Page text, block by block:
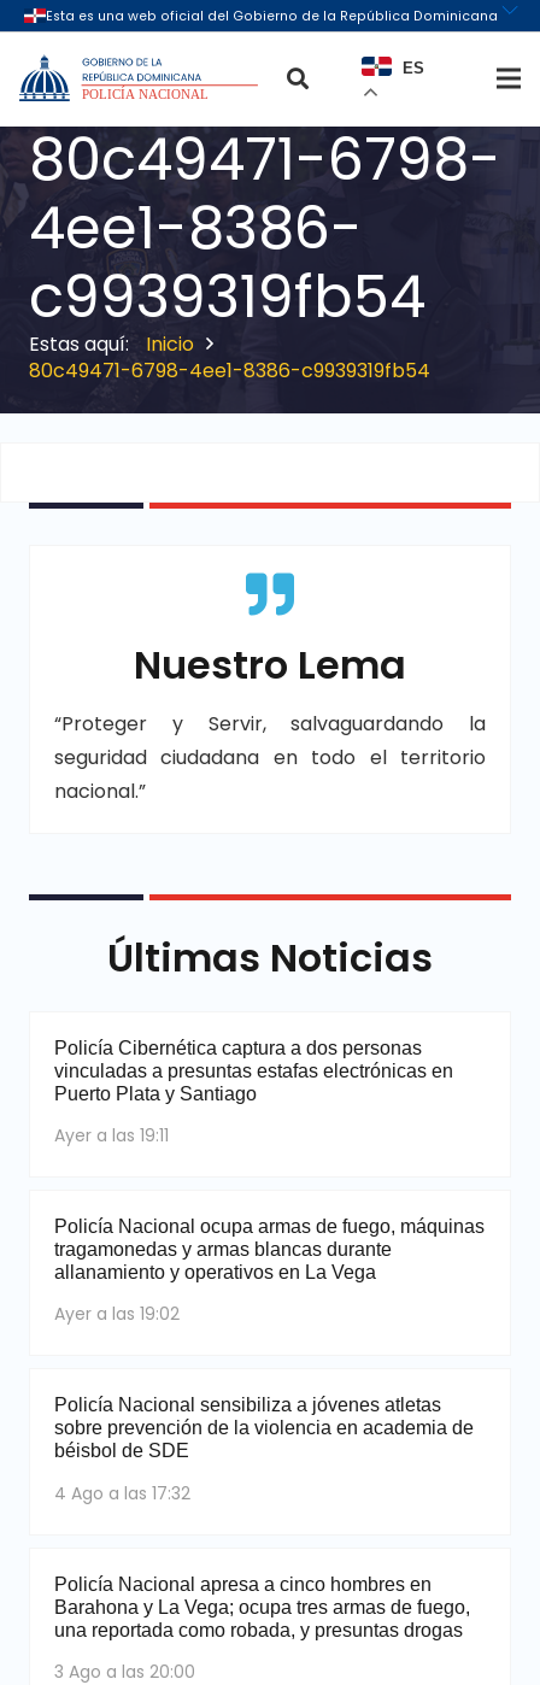
ES
80c49471-6798-
4ee1-8386-
c9939319fb54
Inicio
80c49471-6798-4ee1-8386-c9939319fb54
Nuestro Lema
“Proteger y Servir, salvaguardando la
seguridad ciudadana en todo el territorio
nacional.”
Últimas Noticias
Policía Cibernética captura a dos personas
vinculadas a presuntas estafas electrónicas en
Puerto Plata y Santiago
Ayer a las 19:11
Policía Nacional ocupa armas de fuego, máquinas
tragamonedas y armas blancas durante
allanamiento y operativos en La Vega
Ayer a las 19:02
Policía Nacional sensibiliza a jóvenes atletas
sobre prevención de la violencia en academia de
béisbol de SDE
4 Ago a las 17:32
Policía Nacional apresa a cinco hombres en
Barahona y La Vega; ocupa tres armas de fuego,
una reportada como robada, y presuntas drogas
3 Ago a las 20:00